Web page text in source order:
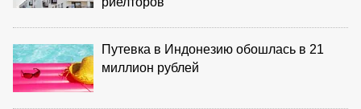
Путевка в Индонезию обошлась в 21
миллион рублей